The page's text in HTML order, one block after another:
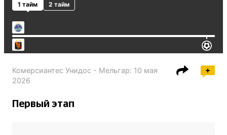
1 тайм 2 тайм
Комерсиантес Унидос - Мельгар: 10 мая
2026
Первый этап